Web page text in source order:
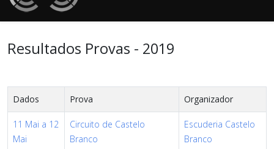
Resultados Provas - 2019
Dados Prova Organizador
11 Mai a 12
Mai
Circuito de Castelo
Branco
Escuderia Castelo
Branco